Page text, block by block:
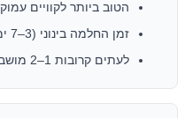
הטוב ביותר לקוויים
זמן החלמה בינוני (3–7 ימים)
לעתים קרובות 1–2 מושבים